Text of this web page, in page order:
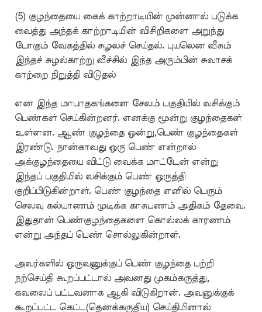
(5) குழந்தையை கைக் காற்றாடியின் முன்னால் படுக்க
வைத்து அந்தக் காற்றாடியின் விசிறிகளை அறுந்து
போகும் வேகத்தில் சுழலச் செய்தல். புயலென வீசும்
இந்தச் சுழல்காற்று வீச்சில் இந்த அரும்பின் சுவாசக்
காற்றை நிறுத்தி விடுதல்
என இந்த மாபாதகங்களை சேலம் பகுதியில் வசிக்கும்
பெண்கள் செய்கின்றனர். எனக்கு மூன்று குழந்தைகள்
உள்ளன. ஆண் குழந்தை ஒன்று,பெண் குழந்தைகள்
இரண்டு. நான்காவது ஒரு பெண் என்றால்
அக்குழந்தையை விட்டு வைக்க மாட்டேன் என்று
இந்தப் பகுதியில் வசிக்கும் பெண் ஒருத்தி
குறிப்பிடுகின்றாள். பெண் குழந்தை எனில் பெரும்
செலவு கல்யாணம் முடிக்க காசுபணம் அதிகம் தேவை.
இதுதான் பெண்குழந்தைகளை கொல்லக் காரணம்
என்று அந்தப் பெண் சொல்லுகின்றாள்.
அவர்களில் ஒருவனுக்குப் பெண் குழந்தை பற்றி
நற்செய்தி கூறப்பட்டால் அவனது முகம்கருத்து,
கவலைப் பட்டவனாக ஆகி விடுகிறான். அவனுக்குக்
கூறப்பட்ட கெட்ட(தெனக்கருதிய) செய்தியினால்